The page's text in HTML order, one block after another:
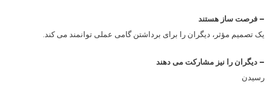
– فرصت ساز هستند
یک تصمیم مؤثر، دیگران را برای برداشتن گامی عملی توانمند می کند.
– دیگران را نیز مشارکت می دهند
رسیدن